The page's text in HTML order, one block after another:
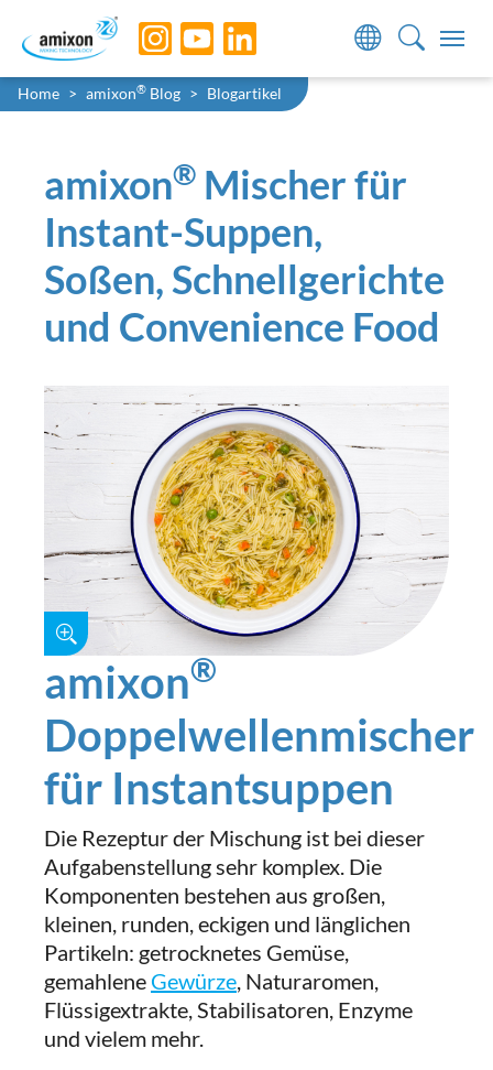
Skip to main navigation
Skip to main content
Skip to page footer
Sie sind hier:
Home amixon® Blog Blogartikel
amixon® Mischer für
Instant-Suppen,
Soßen, Schnellgerichte
und Convenience Food
amixon®
Doppelwellenmischer
für Instantsuppen
Die Rezeptur der Mischung ist bei dieser
Aufgabenstellung sehr komplex. Die
Komponenten bestehen aus großen,
kleinen, runden, eckigen und länglichen
Partikeln: getrocknetes Gemüse,
gemahlene Gewürze, Naturaromen,
Flüssigextrakte, Stabilisatoren, Enzyme
und vielem mehr.